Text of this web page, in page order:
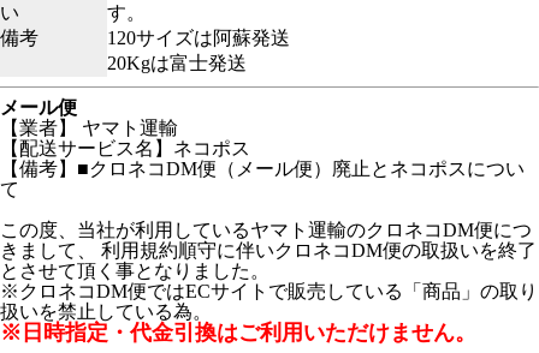
い
す。
備考
120サイズは阿蘇発送
20Kgは富士発送
メール便
【業者】 ヤマト運輸
【配送サービス名】ネコポス
【備考】■クロネコDM便（メール便）廃止とネコポスについ
て
この度、当社が利用しているヤマト運輸のクロネコDM便につ
きまして、 利用規約順守に伴いクロネコDM便の取扱いを終了
とさせて頂く事となりました。
※クロネコDM便ではECサイトで販売している「商品」の取り
扱いを禁止している為。
※日時指定・代金引換はご利用いただけません。